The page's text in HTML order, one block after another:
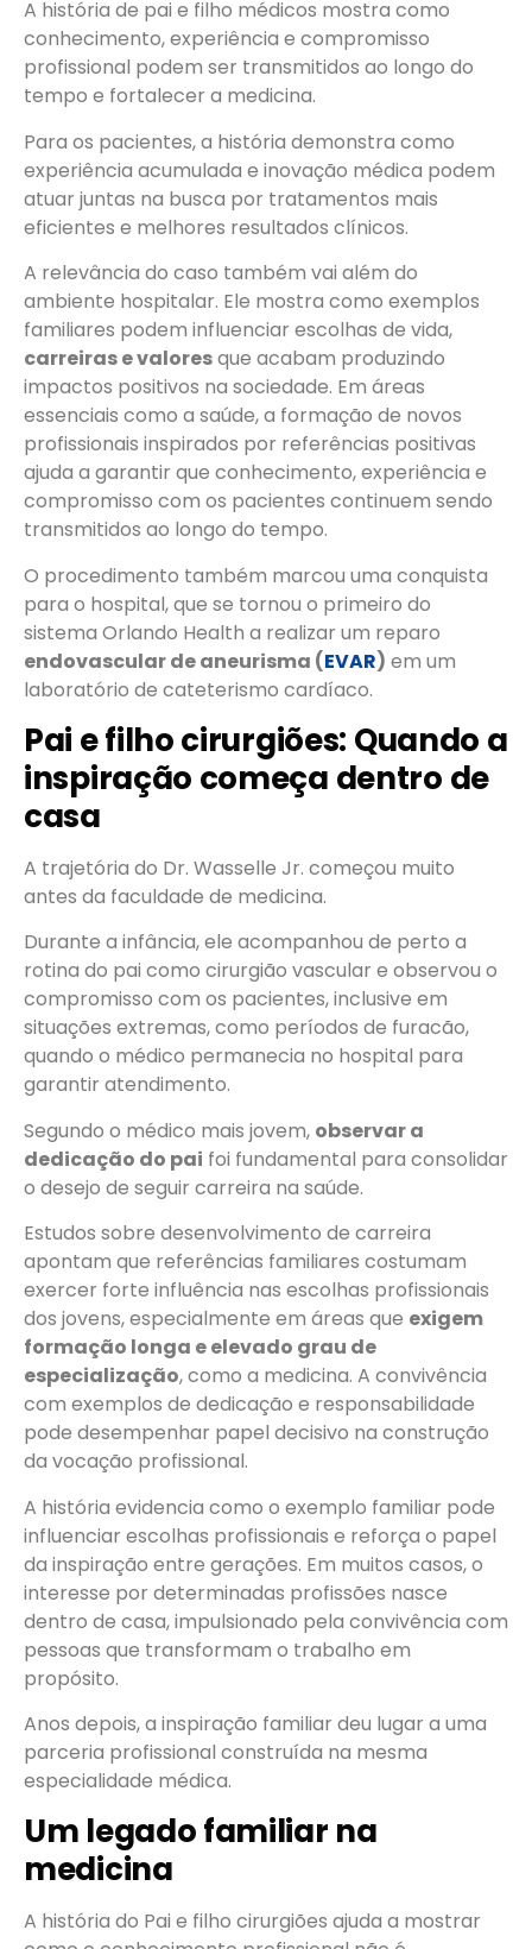
A história de pai e filho médicos mostra como
conhecimento, experiência e compromisso
profissional podem ser transmitidos ao longo do
tempo e fortalecer a medicina.
Para os pacientes, a história demonstra como
experiência acumulada e inovação médica podem
atuar juntas na busca por tratamentos mais
eficientes e melhores resultados clínicos.
A relevância do caso também vai além do
ambiente hospitalar. Ele mostra como exemplos
familiares podem influenciar escolhas de vida,
carreiras e valoresque acabam produzindo
impactos positivos na sociedade. Em áreas
essenciais como a saúde, a formação de novos
profissionais inspirados por referências positivas
ajuda a garantir que conhecimento, experiência e
compromisso com os pacientes continuem sendo
transmitidos ao longo do tempo.
O procedimento também marcou uma conquista
para o hospital, que se tornou o primeiro do
sistema Orlando Health a realizar um reparo
endovascular de aneurisma (EVAR) em um
laboratório de cateterismo cardíaco.
Pai e filho cirurgiões: Quando a
inspiração começa dentro de
casa
A trajetória do Dr. Wasselle Jr. começou muito
antes da faculdade de medicina.
Durante a infância, ele acompanhou de perto a
rotina do pai como cirurgião vascular e observou o
compromisso com os pacientes, inclusive em
situações extremas, como períodos de furacão,
quando o médico permanecia no hospital para
garantir atendimento.
Segundo o médico mais jovem, observar a
dedicação do pai foi fundamental para consolidar
o desejo de seguir carreira na saúde.
Estudos sobre desenvolvimento de carreira
apontam que referências familiares costumam
exercer forte influência nas escolhas profissionais
dos jovens, especialmente em áreas que exigem
formação longa e elevado grau de
especialização, como a medicina. A convivência
com exemplos de dedicação e responsabilidade
pode desempenhar papel decisivo na construção
da vocação profissional.
A história evidencia como o exemplo familiar pode
influenciar escolhas profissionais e reforça o papel
da inspiração entre gerações. Em muitos casos, o
interesse por determinadas profissões nasce
dentro de casa, impulsionado pela convivência com
pessoas que transformam o trabalho em
propósito.
Anos depois, a inspiração familiar deu lugar a uma
parceria profissional construída na mesma
especialidade médica.
Um legado familiar na
medicina
A história do Pai e filho cirurgiões ajuda a mostrar